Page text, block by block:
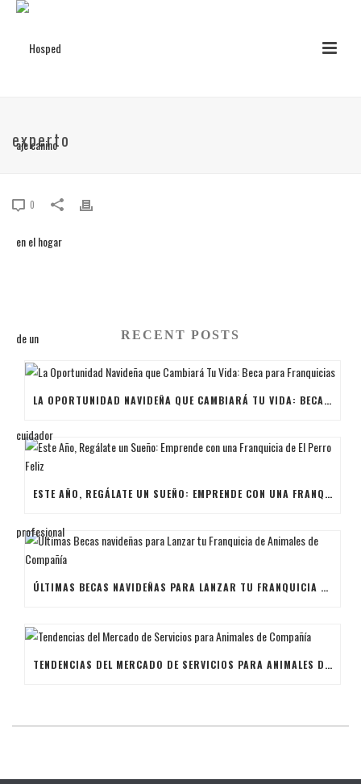
experto
0
RECENT POSTS
LA OPORTUNIDAD NAVIDEÑA QUE CAMBIARÁ TU VIDA: BECA PARA FRANQUICIAS
ESTE AÑO, REGÁLATE UN SUEÑO: EMPRENDE CON UNA FRANQUICIA DE EL PERRO FELIZ
ÚLTIMAS BECAS NAVIDEÑAS PARA LANZAR TU FRANQUICIA DE ANIMALES DE COMPAÑÍA
TENDENCIAS DEL MERCADO DE SERVICIOS PARA ANIMALES DE COMPAÑÍA